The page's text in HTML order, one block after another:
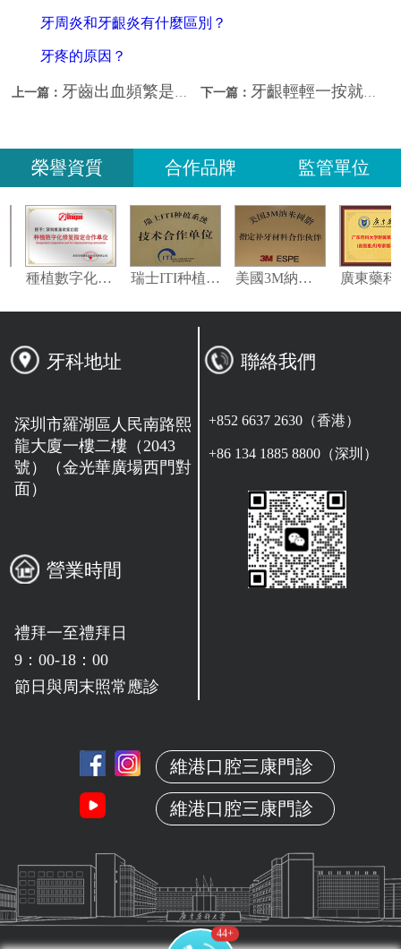
牙周炎和牙齦炎有什麼區別？
牙疼的原因？
上一篇： 牙齒出血頻繁是什麼原因？北上看牙推薦？ 下一篇： 牙齦輕輕一按就出血？北上睇牙哪間好？
榮譽資質 合作品牌 監管單位
牙科地址
深圳市羅湖區人民南路熙
龍大廈一樓二樓（2043
號）（金光華廣場西門對
面）
營業時間
禮拜一至禮拜日
9：00-18：00
節日與周末照常應診
維港口腔三康門診
維港口腔三康門診
聯絡我們
+852 6637 2630（香港）
+86 134 1885 8800（深圳）
44+